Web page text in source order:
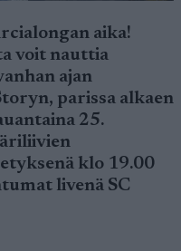
aika!
voit nauttia
ajan
parissa alkaen
25.
klo 19.00
livenä SC